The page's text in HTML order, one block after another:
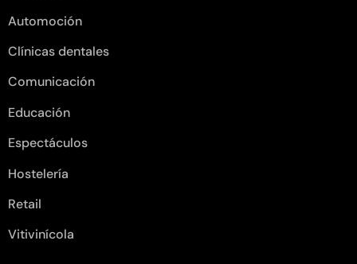
Automoción
Clínicas dentales
Comunicación
Educación
Espectáculos
Hostelería
Retail
Vitivinícola